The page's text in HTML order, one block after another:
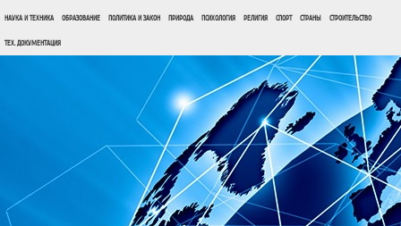
НАУКА И ТЕХНИКА ОБРАЗОВАНИЕ ПОЛИТИКА И ЗАКОН ПРИРОДА ПСИХОЛОГИЯ РЕЛИГИЯ СПОРТ СТРАНЫ СТРОИТЕЛЬСТВО
ТЕХ. ДОКУМЕНТАЦИЯ